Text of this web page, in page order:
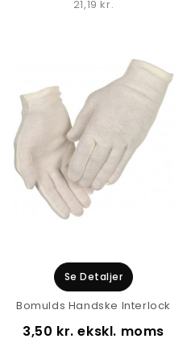
21,19 kr.
Se Detaljer
Bomulds Handske Interlock
3,50 kr. ekskl. moms